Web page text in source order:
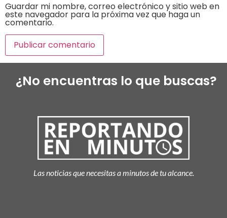
Guardar mi nombre, correo electrónico y sitio web en
este navegador para la próxima vez que haga un
comentario.
¿No encuentras lo que buscas?
Las noticias que necesitas a minutos de tu alcance.